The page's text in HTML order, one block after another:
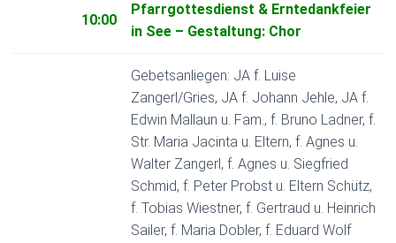
10:00
Pfarrgottesdienst & Erntedankfeier
in See – Gestaltung: Chor
Gebetsanliegen: JA f. Luise
Zangerl/Gries, JA f. Johann Jehle, JA f.
Edwin Mallaun u. Fam., f. Bruno Ladner, f.
Str. Maria Jacinta u. Eltern, f. Agnes u.
Walter Zangerl, f. Agnes u. Siegfried
Schmid, f. Peter Probst u. Eltern Schütz,
f. Tobias Wiestner, f. Gertraud u. Heinrich
Sailer, f. Maria Dobler, f. Eduard Wolf